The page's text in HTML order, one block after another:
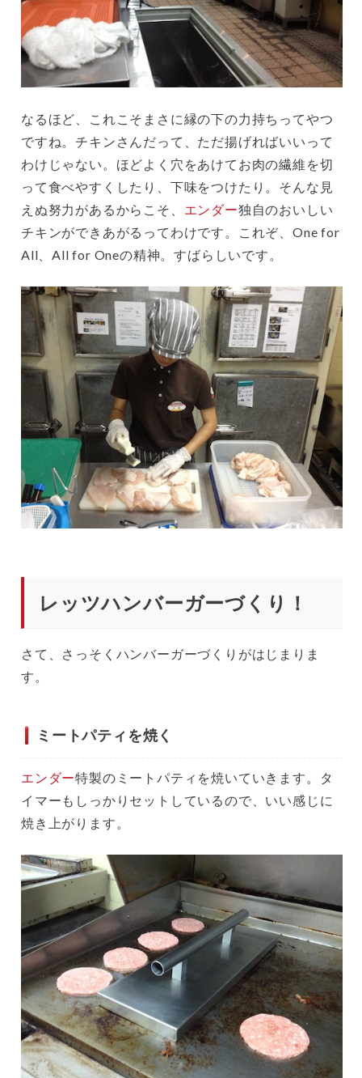
なるほど、これこそまさに縁の下の力持ちってやつ
ですね。チキンさんだって、ただ揚げればいいって
わけじゃない。ほどよく穴をあけてお肉の繊維を切
って食べやすくしたり、下味をつけたり。そんな見
えぬ努力があるからこそ、 エンダー独自のおいしい
チキンができあがるってわけです。これぞ、One for
All、All for Oneの精神。すばらしいです。
レッツハンバーガーづくり！
さて、さっそくハンバーガーづくりがはじまりま
す。
ミートパティを焼く
エンダー特製のミートパティを焼いていきます。タ
イマーもしっかりセットしているので、いい感じに
焼き上がります。